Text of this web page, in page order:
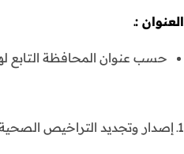
العنوان :ـ
حسب عنوان المحافظة التابع
1ـ إصدار وتجديد التراخيص الصحية بجميع أنواعها وهذه التراخيص تشمل :ـ